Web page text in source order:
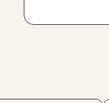
trahir.